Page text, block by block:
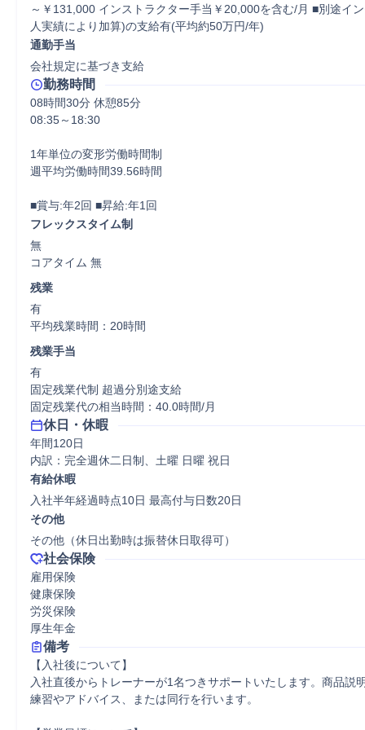
～￥131,000 インストラクター手当￥20,000を含む/月 ■別途イ
人実績により加算)の支給有(平均約50万円/年)
通勤手当
会社規定に基づき支給
勤務時間
08時間30分 休憩85分
08:35～18:30
1年単位の変形労働時間制
週平均労働時間39.56時間
■賞与:年2回 ■昇給:年1回
フレックスタイム制
無
コアタイム 無
残業
有
平均残業時間：20時間
残業手当
有
固定残業代制 超過分別途支給
固定残業代の相当時間：40.0時間/月
休日・休暇
年間120日
内訳：完全週休二日制、土曜 日曜 祝日
有給休暇
入社半年経過時点10日 最高付与日数20日
その他
その他（休日出勤時は振替休日取得可）
社会保険
雇用保険
健康保険
労災保険
厚生年金
備考
【入社後について】
入社直後からトレーナーが1名つきサポートいたします。商品説
練習やアドバイス、または同行を行います。